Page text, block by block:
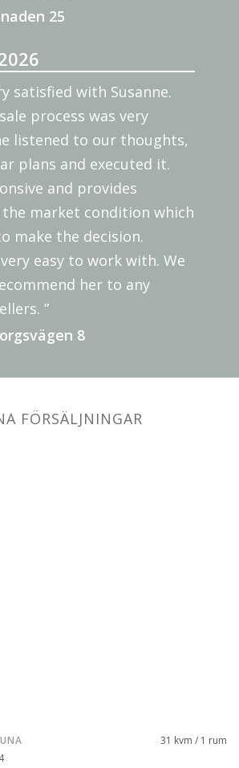
25
satisfied with Susanne.
process was very
listened to our thoughts,
plans and executed it.
and provides
market condition which
make the decision.
easy to work with. We
her to any
”
8
FÖRSÄLJNINGAR
31 kvm / 1 rum